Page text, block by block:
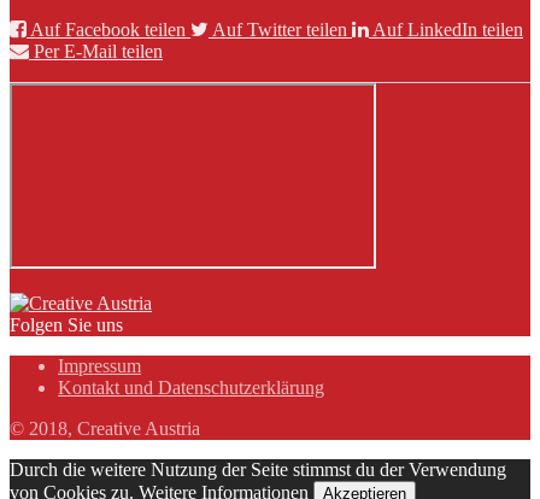
Auf Facebook teilen
Auf Twitter teilen
Auf LinkedIn teilen
Per E-Mail teilen
Folgen Sie uns
Impressum
Kontakt und Datenschutzerklärung
© 2018, Creative Austria
Durch die weitere Nutzung der Seite stimmst du der Verwendung
von Cookies zu. Weitere Informationen Akzeptieren